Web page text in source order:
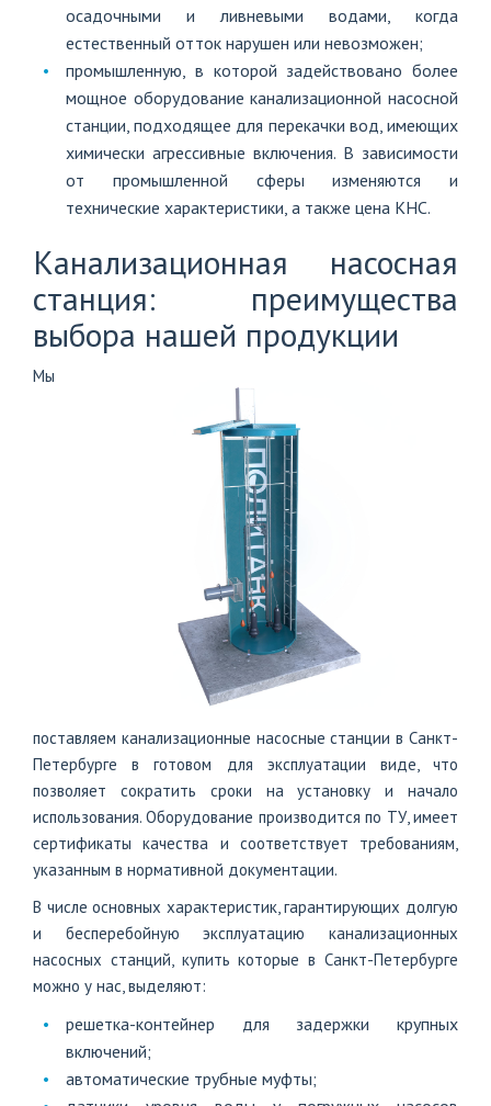
осадочными и ливневыми водами, когда
естественный отток нарушен или невозможен;
промышленную, в которой задействовано более
мощное оборудование канализационной насосной
станции, подходящее для перекачки вод, имеющих
химически агрессивные включения. В зависимости
от промышленной сферы изменяются и
технические характеристики, а также цена КНС.
Канализационная насосная
станция: преимущества
выбора нашей продукции
Мы
поставляем канализационные насосные станции в Санкт-
Петербурге в готовом для эксплуатации виде, что
позволяет сократить сроки на установку и начало
использования. Оборудование производится по ТУ, имеет
сертификаты качества и соответствует требованиям,
указанным в нормативной документации.
В числе основных характеристик, гарантирующих долгую
и бесперебойную эксплуатацию канализационных
насосных станций, купить которые в Санкт-Петербурге
можно у нас, выделяют:
решетка-контейнер для задержки крупных
включений;
автоматические трубные муфты;